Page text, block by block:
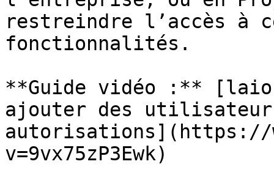
restreindre l’accès à
fonctionnalités.
**Guide vidéo :**
ajouter des
autorisations](https://
v=9vx75zP3Ewk)